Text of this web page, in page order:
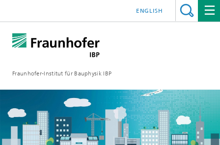
Fraunhofer-Institut für Bauphysik IBP
ENGLISH